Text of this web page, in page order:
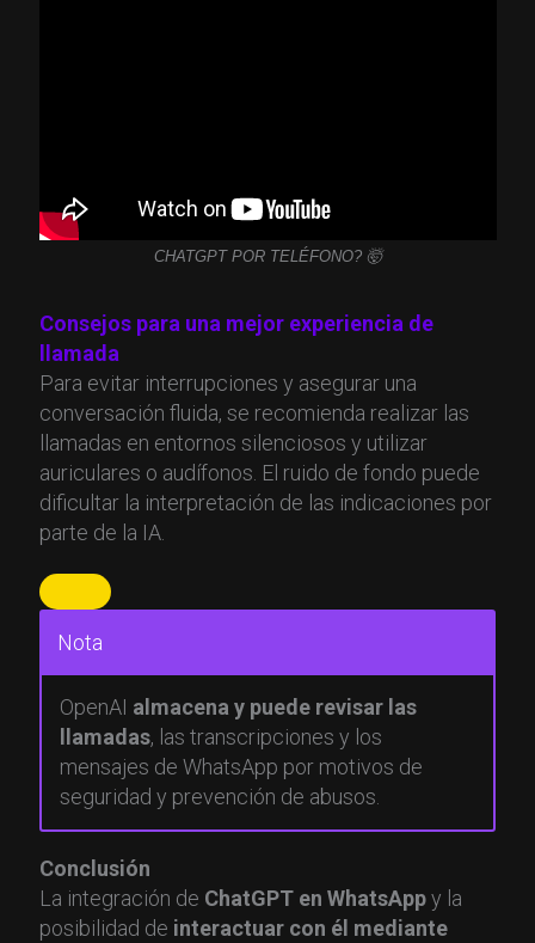
CHATGPT POR TELÉFONO? 🤯
Consejos para una mejor experiencia de
llamada
Para evitar interrupciones y asegurar una
conversación fluida, se recomienda realizar las
llamadas en entornos silenciosos y utilizar
auriculares o audífonos. El ruido de fondo puede
dificultar la interpretación de las indicaciones por
parte de la IA.
Nota
OpenAI almacena y puede revisar las
llamadas, las transcripciones y los
mensajes de WhatsApp por motivos de
seguridad y prevención de abusos.
Conclusión
La integración de ChatGPT en WhatsAppy la
posibilidad de interactuar con él mediante